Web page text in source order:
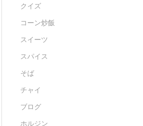
クイズ
コーン炒飯
スイーツ
スパイス
そば
チャイ
ブログ
ホルジン